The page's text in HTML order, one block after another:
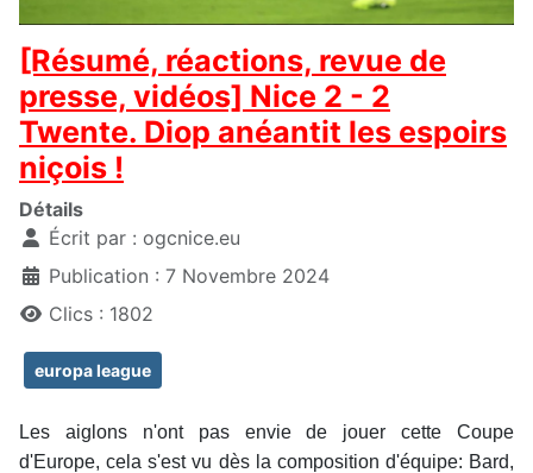
[Résumé, réactions, revue de
presse, vidéos] Nice 2 - 2
Twente. Diop anéantit les espoirs
niçois !
Détails
Écrit par : ogcnice.eu
Publication : 7 Novembre 2024
Clics : 1802
europa league
Les aiglons n'ont pas envie de jouer cette Coupe
d'Europe, cela s'est vu dès la composition d'équipe: Bard,